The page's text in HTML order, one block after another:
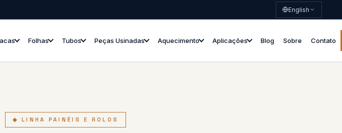
English
Folhas Tubos Peças Usinadas Aquecimento Aplicações Blog Sobre Contato
◆ LINHA PAINÉIS E ROLOS